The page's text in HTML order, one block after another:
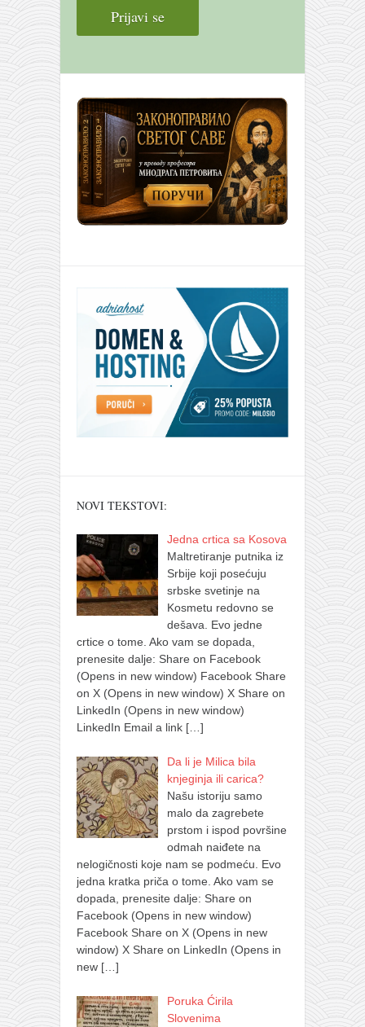
NOVI TEKSTOVI:
Jedna crtica sa Kosova
Maltretiranje putnika iz
Srbije koji posećuju
srbske svetinje na
Kosmetu redovno se
dešava. Evo jedne
crtice o tome. Ako vam se dopada,
prenesite dalje: Share on Facebook
(Opens in new window) Facebook Share
on X (Opens in new window) X Share on
LinkedIn (Opens in new window)
LinkedIn Email a link […]
Da li je Milica bila
knjeginja ili carica?
Našu istoriju samo
malo da zagrebete
prstom i ispod površine
odmah naiđete na
nelogičnosti koje nam se podmeću. Evo
jedna kratka priča o tome. Ako vam se
dopada, prenesite dalje: Share on
Facebook (Opens in new window)
Facebook Share on X (Opens in new
window) X Share on LinkedIn (Opens in
new […]
Poruka Ćirila
Slovenima